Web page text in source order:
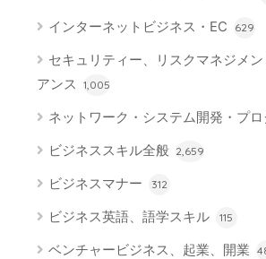
インターネットビジネス・EC 629
セキュリティー、リスクマネジメ
アンス 1,005
ネットワーク・システム開発・プ
ビジネススキル全般 2,659
ビジネスマナー 312
ビジネス英語、語学スキル 115
ベンチャービジネス、起業、開業